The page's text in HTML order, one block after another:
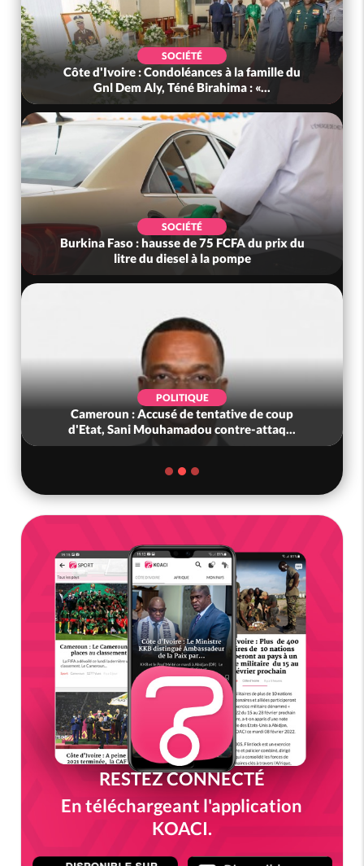
SOCIÉTÉ
Côte d'Ivoire : Condoléances à la famille du
Gnl Dem Aly, Téné Birahima : «...
SOCIÉTÉ
Burkina Faso : hausse de 75 FCFA du prix du
litre du diesel à la pompe
POLITIQUE
Cameroun : Accusé de tentative de coup
d'Etat, Sani Mouhamadou contre-attaq...
RESTEZ CONNECTÉ
En téléchargeant l'application
KOACI.